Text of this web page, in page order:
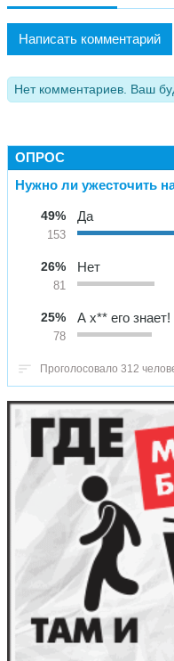
Написать комментарий
Нет комментариев. Ваш
ОПРОС
Нужно ли ужесточить
49%
153
Да
26%
81
Нет
25%
78
А х** его знает!
Проголосовало 312